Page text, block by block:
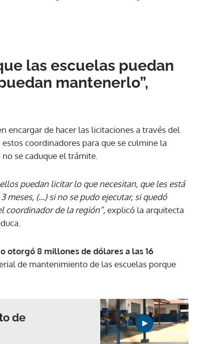
boletín.
las escuelas puedan
mantenerlo”,
encargar de hacer las licitaciones a través del
coordinadores para que se culmine la
se caduque el trámite.
puedan licitar lo que necesitan, que les está
meses, (…) si no se pudo ejecutar, si quedó
coordinador de la región”,explicó la arquitecta
otorgó 8 millones de dólares a las 16
de mantenimiento de las escuelas porque
de